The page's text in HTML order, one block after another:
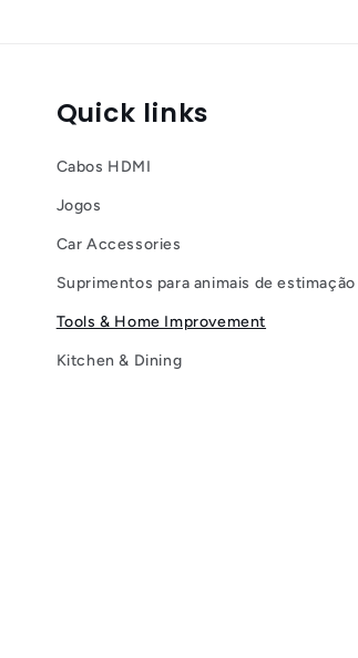
Quick links
Cabos HDMI
Jogos
Car Accessories
Suprimentos para animais de estimação
Tools & Home Improvement
Kitchen & Dining